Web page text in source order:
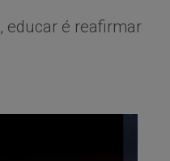
educar é reafirmar